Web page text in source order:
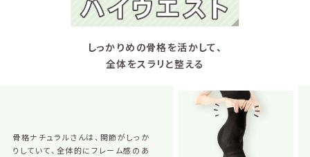
しっかりめの骨格を活かして、
全体をスラリと整える
骨格ナチュラルさんは、関節がしっか
りしていて、全体的にフレーム感のあ